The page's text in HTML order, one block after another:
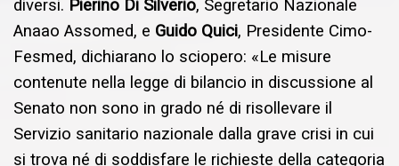
diversi. Pierino Di Silverio, Segretario Nazionale
Anaao Assomed, e Guido Quici, Presidente Cimo-
Fesmed, dichiarano lo sciopero: «Le misure
contenute nella legge di bilancio in discussione al
Senato non sono in grado né di risollevare il
Servizio sanitario nazionale dalla grave crisi in cui
si trova né di soddisfare le richieste della categoria